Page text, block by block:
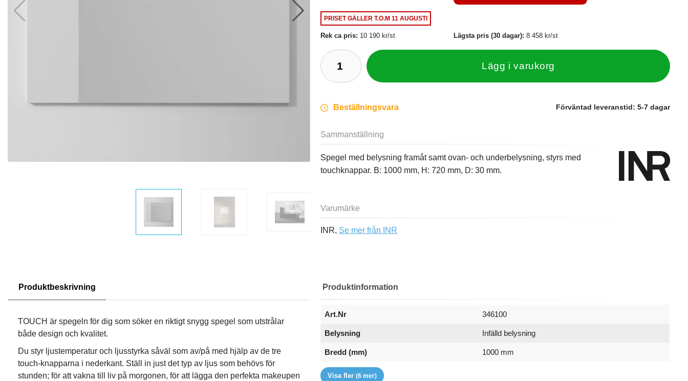
PRISET GÄLLERT.O.M 11 AUGUSTI
Rek ca pris: 10 190 kr/st Lägsta pris (30 dagar):8 458 kr/st
Lägg i varukorg
Beställningsvara Förväntad leveranstid: 5-7 dagar
Sammanställning
Spegel med belysning framåt samt ovan- och underbelysning, styrs med
touchknappar. B: 1000 mm, H: 720 mm, D: 30 mm.
Varumärke
INR, Se mer från INR
Produktbeskrivning
TOUCH är spegeln för dig som söker en riktigt snygg spegel som utstrålar
både design och kvalitet.
Du styr ljustemperatur och ljusstyrka såväl som av/på med hjälp av de tre
touch-knapparna i nederkant. Ställ in just det typ av ljus som behövs för
stunden; för att vakna till liv på morgonen, för att lägga den perfekta makeupen
Produktinformation
Art.Nr 346100
Belysning Infälld belysning
Bredd (mm)
1000 mm
Djup (mm)
EAN
Höjd (mm)
Placering
Serie
Varumärke
Visa fler(6 mer)